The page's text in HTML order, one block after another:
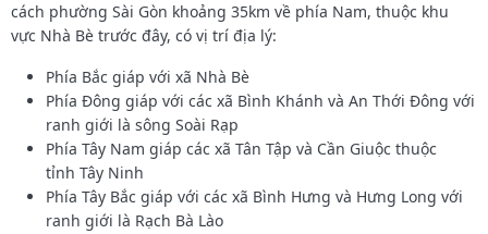
cách phường Sài Gòn khoảng 35km về phía Nam, thuộc khu
vực Nhà Bè trước đây, có vị trí địa lý:
Phía Bắc giáp với xã Nhà Bè
Phía Đông giáp với các xã Bình Khánh và An Thới Đông với
ranh giới là sông Soài Rạp
Phía Tây Nam giáp các xã Tân Tập và Cần Giuộc thuộc
tỉnh Tây Ninh
Phía Tây Bắc giáp với các xã Bình Hưng và Hưng Long với
ranh giới là Rạch Bà Lào